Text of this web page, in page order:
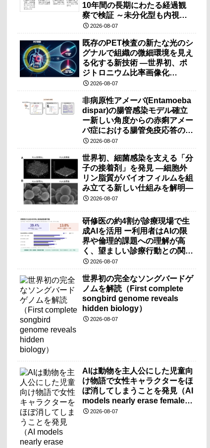
10年間の長期にわたる経過観
察で検証 ～未分化型も内視鏡
治療で胃の温存が可能～
2026-08-07
既存のPET検査の新たな光のシ
グナルで組織の微細環境を見え
る化する新技術 ―世界初、ポ
ジトロニウム比率画像化
（PRI）の原理検証に成功―
2026-08-07
非病原性アメーバ(Entamoeba
dispar)の腸管感染モデル確立
ー新しい角度からの赤痢アメー
バ症における腸管免疫応答の理
解に期待ー
2026-08-07
世界初、細菌感染を支える「分
子の接着剤」を発見 ―細胞外
リン脂質がバイオフィルムを組
み立てる新しい仕組みを解明―
2026-08-07
研修医の約4割が診療現場で生
成AIを活用 ー利用者はAIの限
界や倫理的課題への理解が高
く、望ましい診療行動との関連
も確認ー
2026-08-07
世界初の完全なソングバードゲ
ノムを解読（First complete
songbird genome reveals
hidden biology）
2026-08-07
AIは動物を主人公にした児童向
け物語で女性キャラクターをほ
ぼ消してしまうことを発見（AI
models nearly erase female
characters when they write
2026-08-07